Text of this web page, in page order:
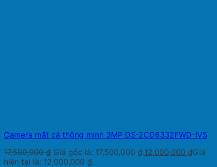
Camera mắt cá thông minh 3MP DS-2CD6332FWD-IVS
17,500,000₫ Giá gốc là: 17,500,000 ₫.12,000,000 ₫Giá
hiện tại là: 12,000,000 ₫.